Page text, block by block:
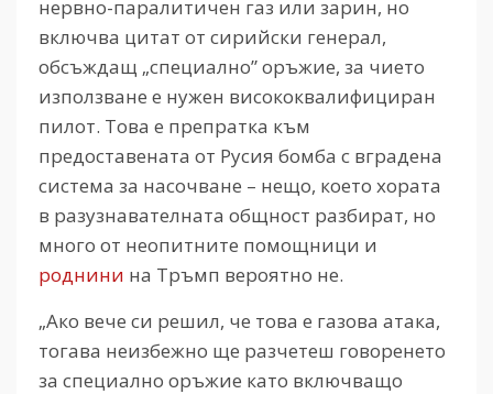
нервно-паралитичен газ или зарин, но
включва цитат от сирийски генерал,
обсъждащ „специално” оръжие, за чието
използване е нужен висококвалифициран
пилот. Това е препратка към
предоставената от Русия бомба с вградена
система за насочване – нещо, което хората
в разузнавателната общност разбират, но
много от неопитните помощници и
роднини на Тръмп вероятно не.
„Ако вече си решил, че това е газова атака,
тогава неизбежно ще разчетеш говоренето
за специално оръжие като включващо